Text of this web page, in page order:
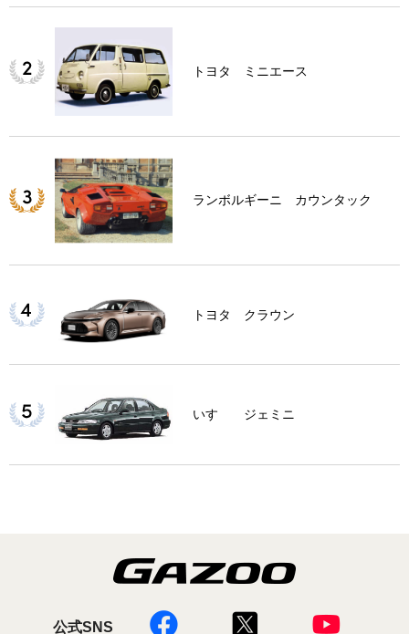
トヨタ ミニエース
ランボルギーニ カウンタック
トヨタ クラウン
いすゞ ジェミニ
公式SNS